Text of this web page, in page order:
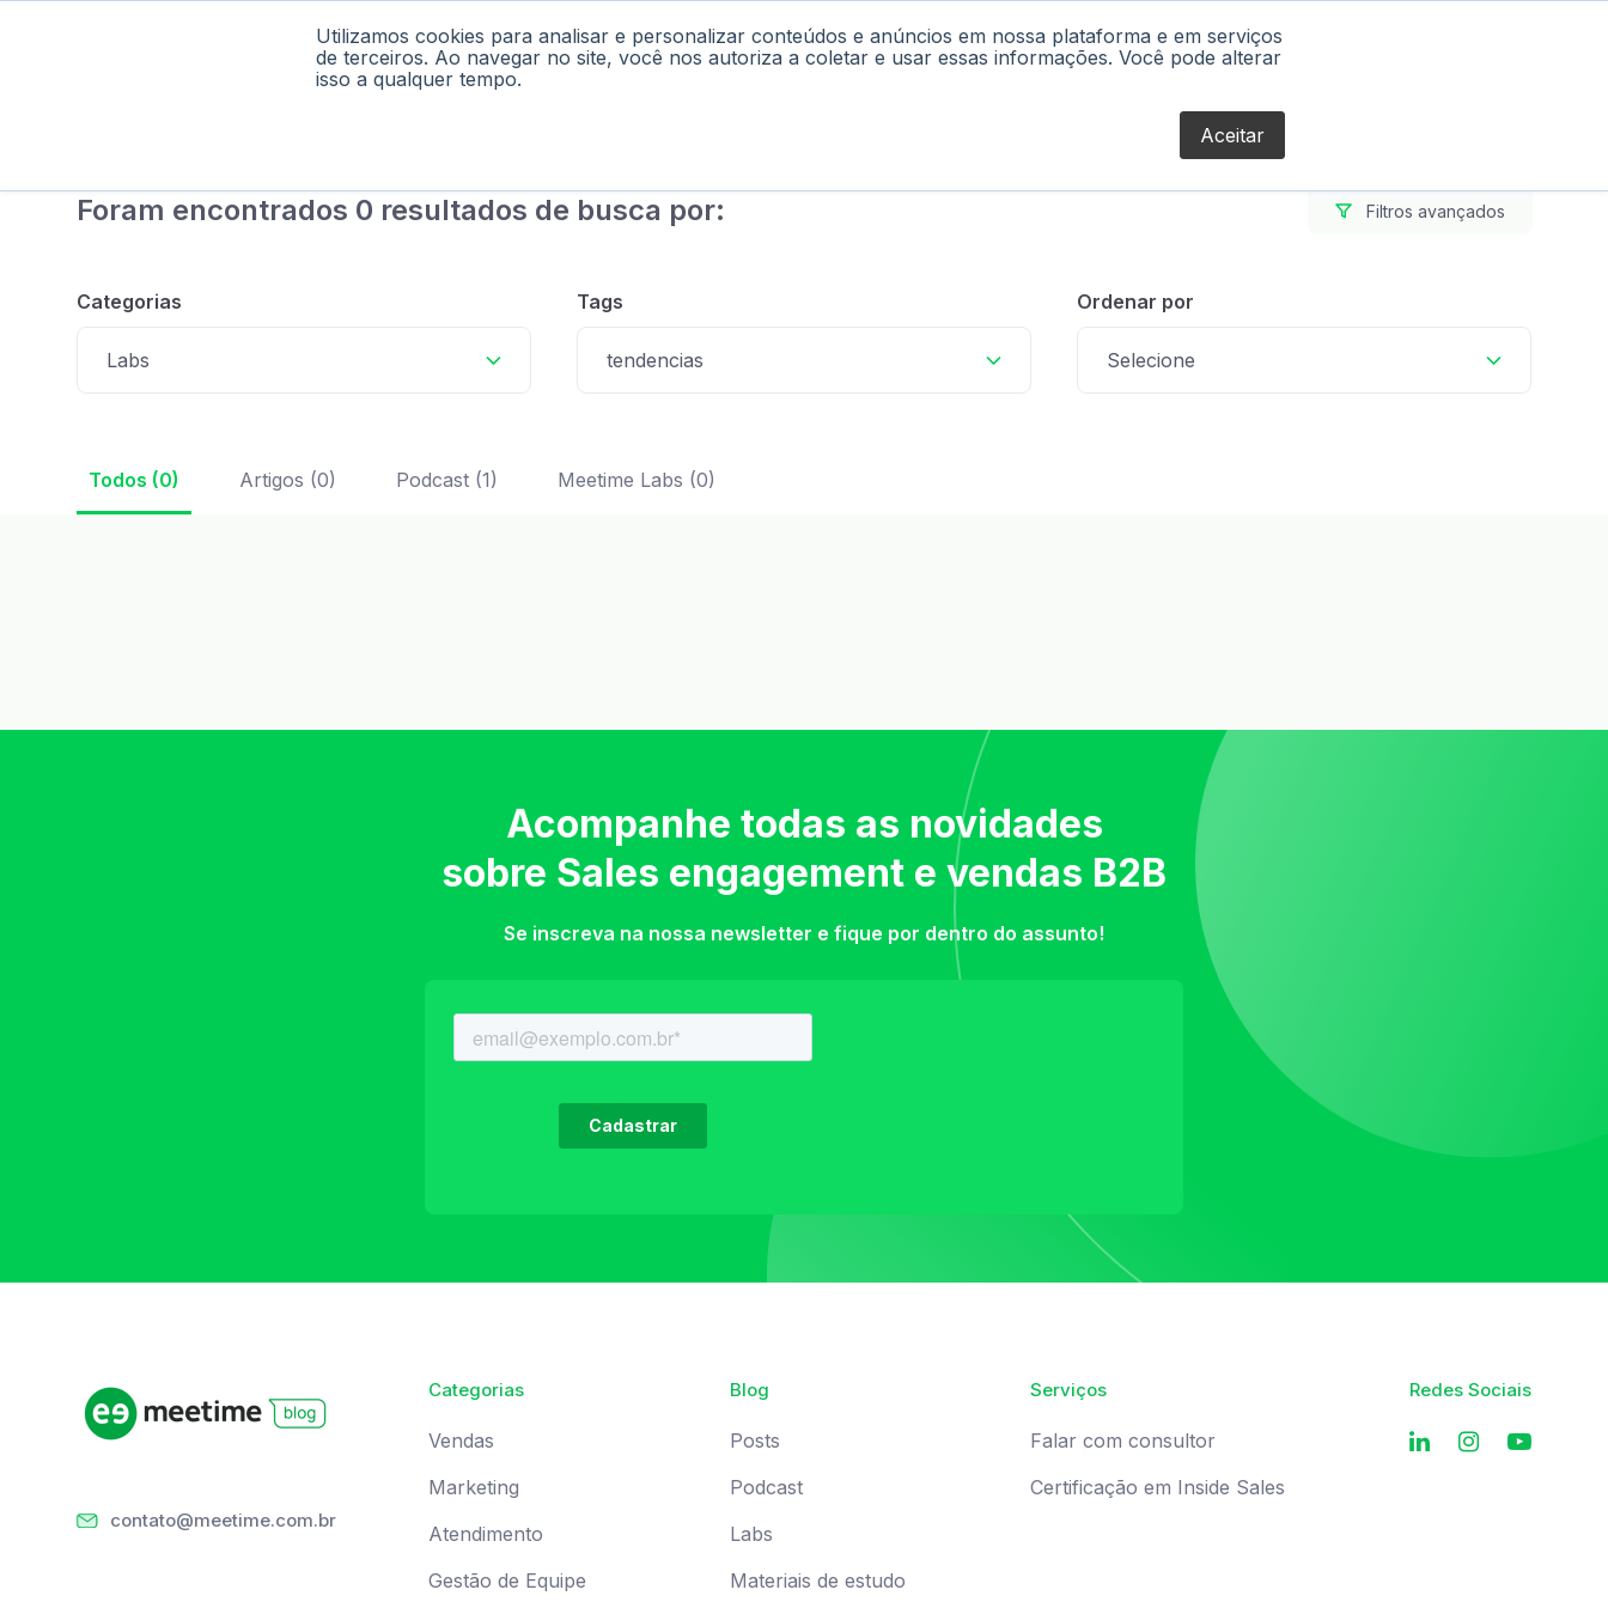
Utilizamos cookies para analisar e personalizar conteúdos e anúncios em nossa plataforma e em serviços
de terceiros. Ao navegar no site, você nos autoriza a coletar e usar essas informações. Você pode alterar
isso a qualquer tempo.
Aceitar
Home Podcast Materiais Labs Falar com Consultor Blog
Foram encontrados 0 resultados de busca por: Filtros avançados
Categorias
Labs
Tags
tendencias
Ordenar por
Selecione
Todos (0) Artigos (0) Podcast (1) Meetime Labs (0)
Acompanhe todas as novidades
sobre Sales engagement e vendas B2B
Se inscreva na nossa newsletter e fique por dentro do assunto!
contato@meetime.com.br
Categorias
Vendas
Marketing
Atendimento
Gestão de Equipe
Blog
Posts
Podcast
Labs
Materiais de estudo
Serviços
Falar com consultor
Certificação em Inside Sales
Redes Sociais